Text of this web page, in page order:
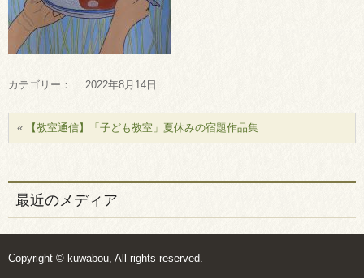
カテゴリー： ｜2022年8月14日
« 【教室通信】「子ども教室」夏休みの宿題作品集
最近のメディア
Copyright © kuwabou, All rights reserved.